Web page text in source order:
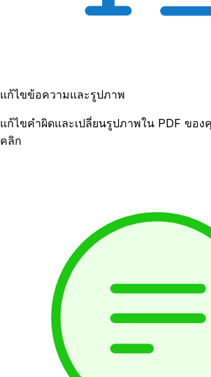
แก้ไขข้อความและรูปภาพ
แก้ไขคำผิดและเปลี่ยนรูปภาพใน PDF ของ
คลิก